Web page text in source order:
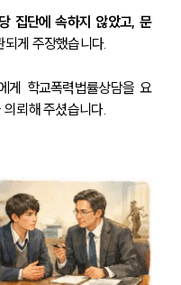
집단에 속하지 않았고, 문
되게 주장했습니다.
게 학교폭력법률상담을 요
뢰해 주셨습니다.